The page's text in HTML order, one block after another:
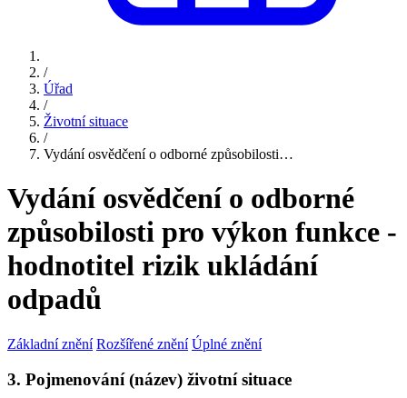
/
Úřad
/
Životní situace
/
Vydání osvědčení o odborné způsobilosti…
Vydání osvědčení o odborné
způsobilosti pro výkon funkce -
hodnotitel rizik ukládání
odpadů
Základní znění Rozšířené znění Úplné znění
3. Pojmenování (název) životní situace